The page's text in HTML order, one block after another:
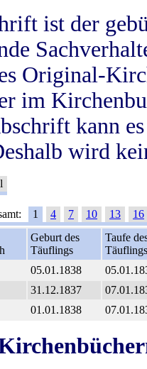
ist der
Original-
im
kann
wird
1 4 7 10 13
16
Geburt des
Täuflings
Taufe
Täuflings
05.01.1838
31.12.1837
01.01.1838